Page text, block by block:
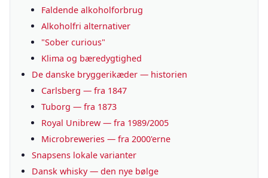
Faldende alkoholforbrug
Alkoholfri alternativer
"Sober curious"
Klima og bæredygtighed
De danske bryggerikæder — historien
Carlsberg — fra 1847
Tuborg — fra 1873
Royal Unibrew — fra 1989/2005
Microbreweries — fra 2000'erne
Snapsens lokale varianter
Dansk whisky — den nye bølge